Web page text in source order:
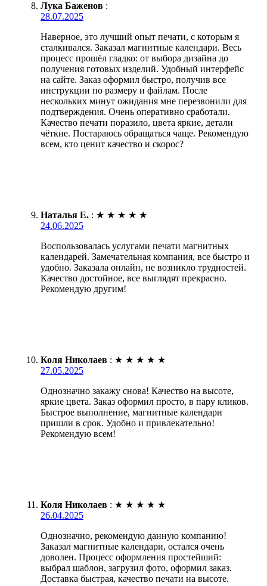
Лука Баженов :
28.07.2025
Наверное, это лучший опыт печати, с которым я
сталкивался. Заказал магнитные календари. Весь
процесс прошёл гладко: от выбора дизайна до
получения готовых изделий. Удобный интерфейс
на сайте. Заказ оформил быстро, получив все
инструкции по размеру и файлам. После
нескольких минут ожидания мне перезвонили для
подтверждения. Очень оперативно сработали.
Качество печати поразило, цвета яркие, детали
чёткие. Постараюсь обращаться чаще. Рекомендую
всем, кто ценит качество и скорос?
Наталья Е. : ★ ★ ★ ★ ★
24.06.2025
Воспользовалась услугами печати магнитных
календарей. Замечательная компания, все быстро и
удобно. Заказала онлайн, не возникло трудностей.
Качество достойное, все выглядят прекрасно.
Рекомендую другим!
Коля Николаев : ★ ★ ★ ★ ★
27.05.2025
Однозначно закажу снова! Качество на высоте,
яркие цвета. Заказ оформил просто, в пару кликов.
Быстрое выполнение, магнитные календари
пришли в срок. Удобно и привлекательно!
Рекомендую всем!
Коля Николаев : ★ ★ ★ ★ ★
26.04.2025
Однозначно, рекомендую данную компанию!
Заказал магнитные календари, остался очень
доволен. Процесс оформления простейший:
выбрал шаблон, загрузил фото, оформил заказ.
Доставка быстрая, качество печати на высоте.